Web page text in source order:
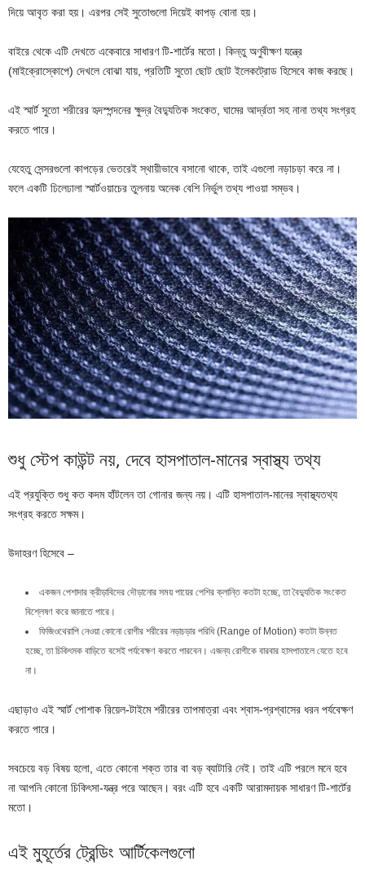
দিয়ে আবৃত করা হয়। এরপর সেই সুতোগুলো দিয়েই কাপড় বোনা হয়।
বাইরে থেকে এটি দেখতে একেবারে সাধারণ টি-শার্টের মতো। কিন্তু অণুবীক্ষণ যন্ত্রে
(মাইক্রোস্কোপে) দেখলে বোঝা যায়, প্রতিটি সুতো ছোট ছোট ইলেকট্রোড হিসেবে কাজ করছে।
এই স্মার্ট সুতো শরীরের হৃদস্পন্দনের ক্ষুদ্র বৈদ্যুতিক সংকেত, ঘামের আর্দ্রতা সহ নানা তথ্য সংগ্রহ
করতে পারে।
যেহেতু সেন্সরগুলো কাপড়ের ভেতরেই স্থায়ীভাবে বসানো থাকে, তাই এগুলো নড়াচড়া করে না।
ফলে একটি ঢিলেঢালা স্মার্টওয়াচের তুলনায় অনেক বেশি নির্ভুল তথ্য পাওয়া সম্ভব।
শুধু স্টেপ কাউন্ট নয়, দেবে হাসপাতাল-মানের স্বাস্থ্য তথ্য
এই প্রযুক্তি শুধু কত কদম হাঁটলেন তা গোনার জন্য নয়। এটি হাসপাতাল-মানের স্বাস্থ্যতথ্য
সংগ্রহ করতে সক্ষম।
উদাহরণ হিসেবে –
একজন পেশাদার ক্রীড়াবিদের দৌড়ানোর সময় পায়ের পেশির ক্লান্তি কতটা হচ্ছে, তা বৈদ্যুতিক সংকেত
বিশ্লেষণ করে জানাতে পারে।
ফিজিওথেরাপি নেওয়া কোনো রোগীর শরীরের নড়াচড়ার পরিধি (Range of Motion) কতটা উন্নত
হচ্ছে, তা চিকিৎসক বাড়িতে বসেই পর্যবেক্ষণ করতে পারবেন। এজন্য রোগীকে বারবার হাসপাতালে যেতে হবে
না।
এছাড়াও এই স্মার্ট পোশাক রিয়েল-টাইমে শরীরের তাপমাত্রা এবং শ্বাস-প্রশ্বাসের ধরন পর্যবেক্ষণ
করতে পারে।
সবচেয়ে বড় বিষয় হলো, এতে কোনো শক্ত তার বা বড় ব্যাটারি নেই। তাই এটি পরলে মনে হবে
না আপনি কোনো চিকিৎসা-যন্ত্র পরে আছেন। বরং এটি হবে একটি আরামদায়ক সাধারণ টি-শার্টের
মতো।
এই মুহূর্তের ট্রেন্ডিং আর্টিকেলগুলো